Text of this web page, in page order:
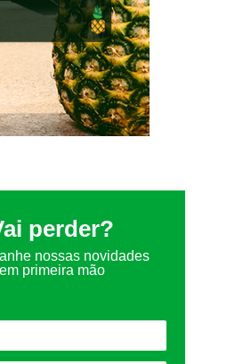
perder?
nossas novidades
em primeira mão